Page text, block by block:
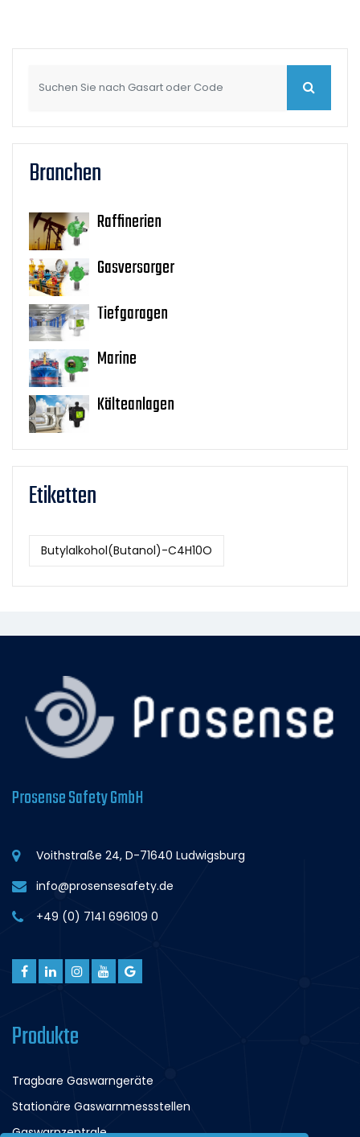
Branchen
Raffinerien
Gasversorger
Tiefgaragen
Marine
Kälteanlagen
Etiketten
Butylalkohol(Butanol)-C4H10O
Prosense Safety GmbH
Voithstraße 24, D-71640 Ludwigsburg
info@prosensesafety.de
+49 (0) 7141 696109 0
Produkte
Tragbare Gaswarngeräte
Stationäre Gaswarnmessstellen
Gaswarnzentrale